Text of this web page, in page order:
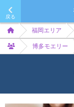
戻る
福岡エリア
博多モエリー